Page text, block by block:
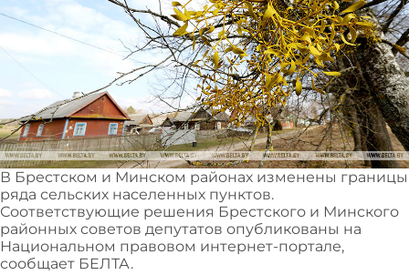
В Брестском и Минском районах изменены границы
ряда сельских населенных пунктов.
Соответствующие решения Брестского и Минского
районных советов депутатов опубликованы на
Национальном правовом интернет-портале,
сообщает БЕЛТА.